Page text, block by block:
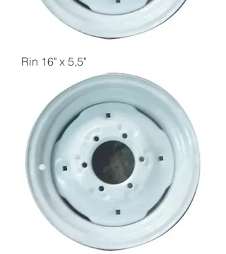
Rin 16" x 5,5"